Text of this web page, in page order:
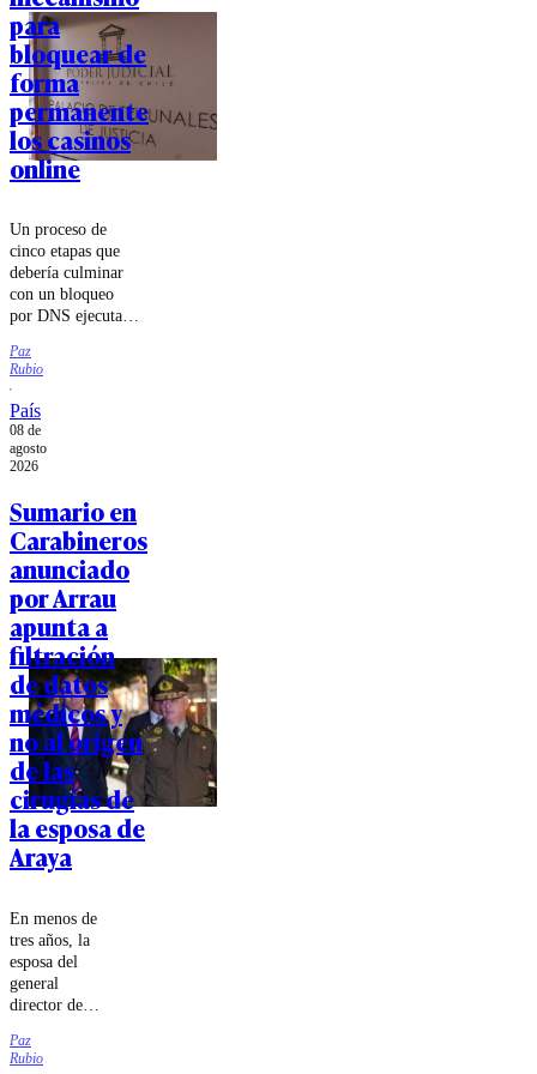
embajador
de Estados
Unidos en
Chile.
para
bloquear de
forma
permanente
los casinos
online
Un proceso de
cinco etapas que
debería culminar
con un bloqueo
por DNS ejecutado
de
telecomunicaciones
fue lo que
estableció el
tribunal.
Paz
Rubio
País
08 de
agosto
2026
Sumario en
Carabineros
anunciado
por Arrau
apunta a
filtración
de datos
médicos y
no al origen
de las
cirugías de
la esposa de
Araya
En menos de
tres años, la
esposa del
general
director de
se sometió a
cuatro
Paz
Rubio